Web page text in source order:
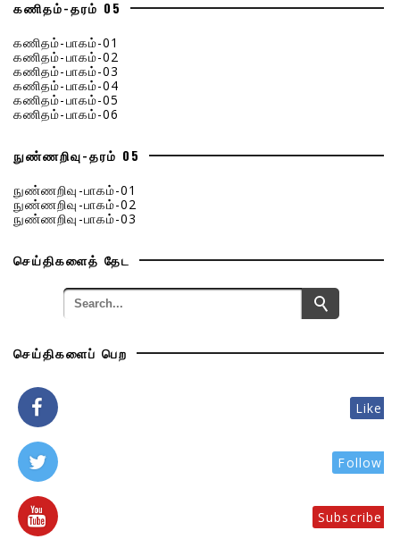
கணிதம்-தரம் 05
கணிதம்-பாகம்-01
கணிதம்-பாகம்-02
கணிதம்-பாகம்-03
கணிதம்-பாகம்-04
கணிதம்-பாகம்-05
கணிதம்-பாகம்-06
நுண்ணறிவு-தரம் 05
நுண்ணறிவு-பாகம்-01
நுண்ணறிவு-பாகம்-02
நுண்ணறிவு-பாகம்-03
செய்திகளைத் தேட
செய்திகளைப் பெற
Like
Follow
Subscribe